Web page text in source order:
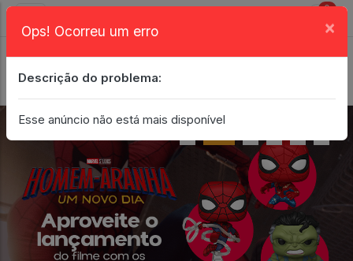
0
Ops! Ocorreu um erro ×
Descrição do problema:
Esse anúncio não está mais disponível